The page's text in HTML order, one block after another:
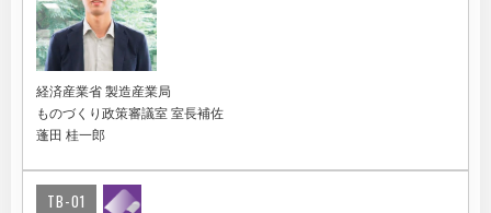
経済産業省 製造産業局
ものづくり政策審議室 室長補佐
蓬田 桂一郎
TB-01